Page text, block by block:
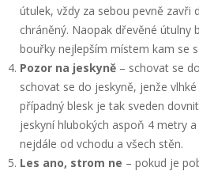
útulek, vždy za sebou pevně zavři
chráněný. Naopak dřevěné útulny
bouřky nejlepším místem kam se
Pozor na jeskyně – schovat se
schovat se do jeskyně, jenže
případný blesk je tak sveden
jeskyní hlubokých aspoň 4 metry
nejdále od vchodu a všech stěn.
Les ano, strom ne – pokud je